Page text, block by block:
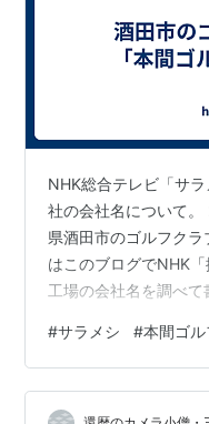
NHK総合テレビ「サ
社の会社名について
県酒田市のゴルフク
はこのブログでNHK
工場の会社名を調べて
「(24)酒田から世界へ
ト」の会社はどこか
言わないので、サラ
#サラメシ #本間ゴル